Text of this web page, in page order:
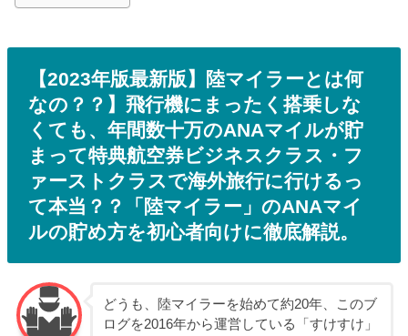
【2023年版最新版】陸マイラーとは何
なの？？】飛行機にまったく搭乗しな
くても、年間数十万のANAマイルが貯
まって特典航空券ビジネスクラス・フ
ァーストクラスで海外旅行に行けるっ
て本当？？「陸マイラー」のANAマイ
ルの貯め方を初心者向けに徹底解説。
どうも、陸マイラーを始めて約20年、このブ
ログを2016年から運営している「すけすけ」